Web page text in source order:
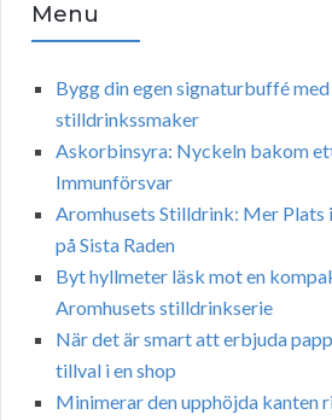
Menu
Bygg din egen signaturbuffé
stilldrinkssmaker
Askorbinsyra: Nyckeln bakom
Immunförsvar
Aromhusets Stilldrink: Mer Plats
på Sista Raden
Byt hyllmeter läsk mot en
Aromhusets stilldrinkserie
När det är smart att erbjuda
tillval i en shop
Minimerar den upphöjda kanten